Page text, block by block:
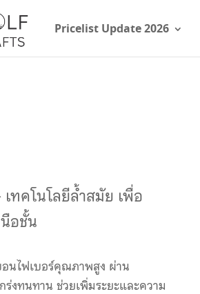
Pricelist Update 2026
ทคโนโลยีล้ำสมัย เพื่อ
อชั้น
นไฟเบอร์คุณภาพสูง ผ่าน
งทนทาน ช่วยเพิ่มระยะและความ